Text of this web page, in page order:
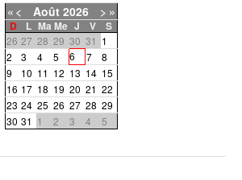
« < Août 2026 > »
D L Ma Me J V S
26 27 28 29 30 31 1
2
3 4 5 6 7
8
9
10 11 12 13 14 15
16 17 18 19 20 21 22
23 24 25 26 27 28 29
30 31 1 2 3 4 5